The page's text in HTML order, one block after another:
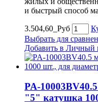
и быстрый способ
3.504,60_Руб
Выбрать для
Добавить в Личный
PA-
"5" катушка